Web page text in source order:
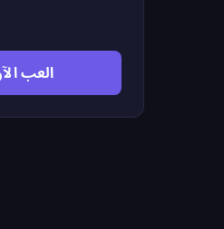
بطلك أقوى وأكثر فتكاً.
يتصاعدون في العدد
تقدم — فلا مجال
للتردد. هل تملك
العب